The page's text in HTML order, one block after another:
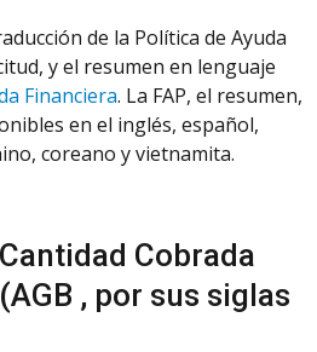
de la Política de Ayuda
y el resumen en lenguaje
Financiera. La FAP, el resumen,
en el inglés, español,
coreano y vietnamita.
Cobrada
, por sus siglas